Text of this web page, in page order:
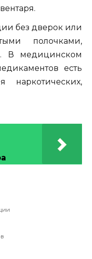
без дверок или
полочками,
В медицинском
есть